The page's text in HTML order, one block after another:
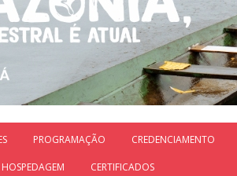
PROGRAMAÇÃO CREDENCIAMENTO
HOSPEDAGEM CERTIFICADOS